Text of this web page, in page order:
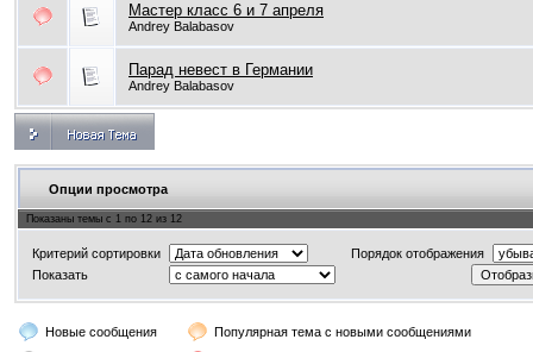
Мастер класс 6 и 7 апреля
Andrey Balabasov
Парад невест в Германии
Andrey Balabasov
Опции просмотра
Показаны темы с 1 по 12 из 12
Критерий сортировки
Порядок отображения
Показать
Новые сообщения
Популярная тема с новыми сообщениями